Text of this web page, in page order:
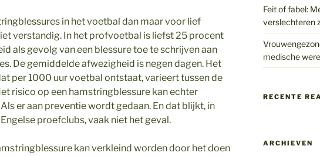
in het voetbal dan maar voor lief
verstandig. In het profvoetbal is liefst 25 procent
als gevolg van een blessure toe te schrijven aan
De gemiddelde afwezigheid is negen dagen. Het
per 1000 uur voetbal ontstaat, varieert tussen de
risico op een hamstringblessure kan echter
er aan preventie wordt gedaan. En dat blijkt, in
proefclubs, vaak niet het geval.
kan verkleind worden door het doen
Feit of fabel:
verslechteren
medische
RECENTE
ARCHIEVEN